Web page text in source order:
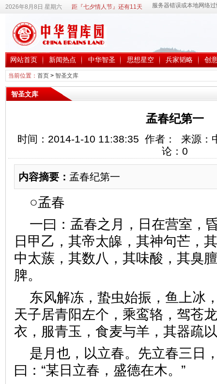
2026年8月8日 星期六 距『七夕情人节』还有11天
网站首页 新闻热点 中华智圣 思想星空 兵家韬略 创
当前位置： 首页> 智圣文库
智圣文库
孟春纪第一
时间：2014-1-10 11:38:35 作者： 来源：
论： 0
内容摘要： 孟春纪第一
○孟春
一曰：孟春之月，日在营室，
日甲乙，其帝太皞，其神句芒，
中太蔟，其数八，其味酸，其臭
脾。
东风解冻，蛰虫始振，鱼上冰
天子居青阳左个，乘鸾辂，驾苍
衣，服青玉，食麦与羊，其
是月也，以立春。先立春三日
曰：“某日立春，盛德在木。”